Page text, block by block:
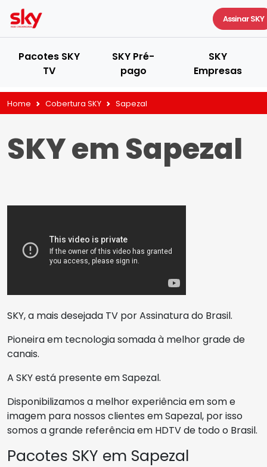
Assinar SKY
Pacotes SKY
TV
SKY Pré-
pago
SKY
Empresas
Home Cobertura SKY Sapezal
SKY em Sapezal
SKY, a mais desejada TV por Assinatura do Brasil.
Pioneira em tecnologia somada à melhor grade de
canais.
A SKY está presente em Sapezal.
Disponibilizamos a melhor experiência em som e
imagem para nossos clientes em Sapezal, por isso
somos a grande referência em HDTV de todo o Brasil.
Pacotes SKY em Sapezal